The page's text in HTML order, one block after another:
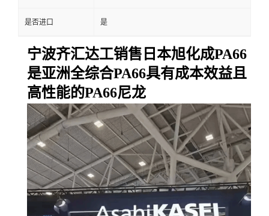
是否进口 是
宁波齐汇达工销售日本旭化成PA66
是亚洲全综合PA66具有成本效益且
高性能的PA66尼龙